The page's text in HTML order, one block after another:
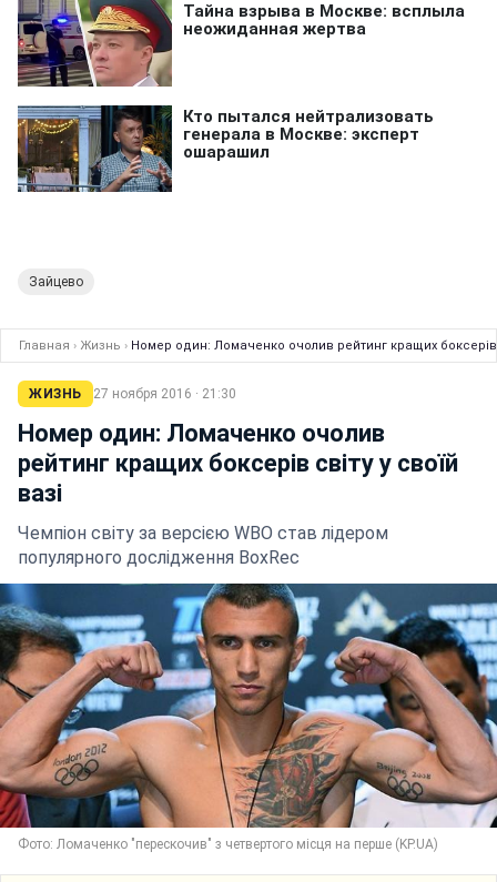
Зайцево
Главная › Жизнь › Номер один: Ломаченко очолив рейтинг кращих боксерів
ЖИЗНЬ 27 ноября 2016 · 21:30
Номер один: Ломаченко очолив
рейтинг кращих боксерів світу у своїй
вазі
Чемпіон світу за версією WBO став лідером
популярного дослідження BoxRec
Фото: Ломаченко "перескочив" з четвертого місця на перше (KP.UA)